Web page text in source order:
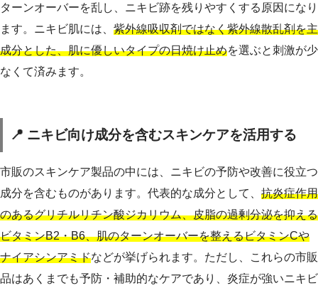
ターンオーバーを乱し、ニキビ跡を残りやすくする原因になり
ます。ニキビ肌には、 紫外線吸収剤ではなく紫外線散乱剤を主
成分とした、肌に優しいタイプの日焼け止めを選ぶと刺激が少
なくて済みます。
📍 ニキビ向け成分を含むスキンケアを活用する
市販のスキンケア製品の中には、ニキビの予防や改善に役立つ
成分を含むものがあります。代表的な成分として、 抗炎症作用
のあるグリチルリチン酸ジカリウム、皮脂の過剰分泌を抑える
ビタミンB2・B6、肌のターンオーバーを整えるビタミンCや
ナイアシンアミドなどが挙げられます。ただし、これらの市販
品はあくまでも予防・補助的なケアであり、炎症が強いニキビ